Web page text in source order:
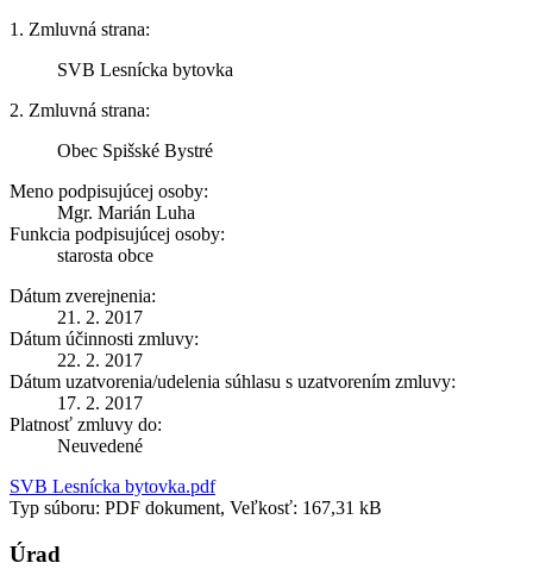
1. Zmluvná strana:
SVB Lesnícka bytovka
2. Zmluvná strana:
Obec Spišské Bystré
Meno podpisujúcej osoby:
Mgr. Marián Luha
Funkcia podpisujúcej osoby:
starosta obce
Dátum zverejnenia:
21. 2. 2017
Dátum účinnosti zmluvy:
22. 2. 2017
Dátum uzatvorenia/udelenia súhlasu s uzatvorením zmluvy:
17. 2. 2017
Platnosť zmluvy do:
Neuvedené
SVB Lesnícka bytovka.pdf
Typ súboru: PDF dokument, Veľkosť: 167,31 kB
Úrad